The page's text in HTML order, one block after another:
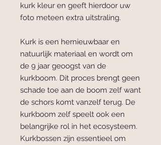
kurk kleur en geeft hierdoor uw
foto meteen extra uitstraling.
Kurk is een hernieuwbaar en
natuurlijk materiaal en wordt om
de 9 jaar geoogst van de
kurkboom. Dit proces brengt geen
schade toe aan de boom zelf want
de schors komt vanzelf terug. De
kurkboom zelf speelt ook een
belangrijke rol in het ecosysteem.
Kurkbossen zijn essentieel om